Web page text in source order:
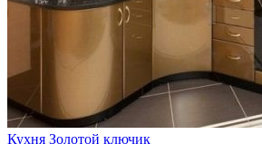
Кухня Золотой ключик